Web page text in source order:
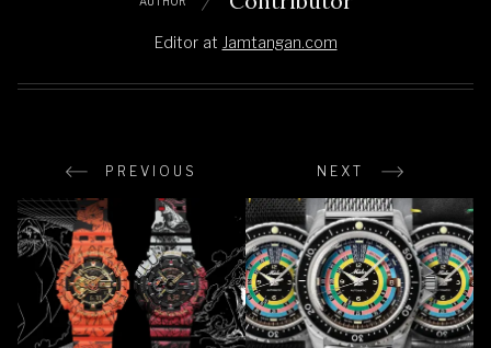
Editor at Jamtangan.com
PREVIOUS NEXT